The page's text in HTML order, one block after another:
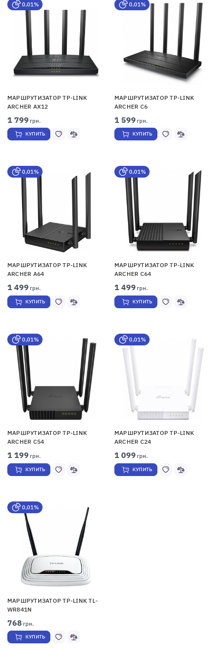
0,01%
МАРШРУТИЗАТОР TP-LINK
ARCHER AX12
1 799 грн.
КУПИТЬ
0,01%
МАРШРУТИЗАТОР TP-LINK
ARCHER C6
1 599 грн.
КУПИТЬ
0,01%
МАРШРУТИЗАТОР TP-LINK
ARCHER A64
1 499 грн.
КУПИТЬ
0,01%
МАРШРУТИЗАТОР TP-LINK
ARCHER C64
1 499 грн.
КУПИТЬ
0,01%
МАРШРУТИЗАТОР TP-LINK
ARCHER C54
1 199 грн.
КУПИТЬ
0,01%
МАРШРУТИЗАТОР TP-LINK
ARCHER C24
1 099 грн.
КУПИТЬ
0,01%
МАРШРУТИЗАТОР TP-LINK TL-
WR841N
768 грн.
КУПИТЬ